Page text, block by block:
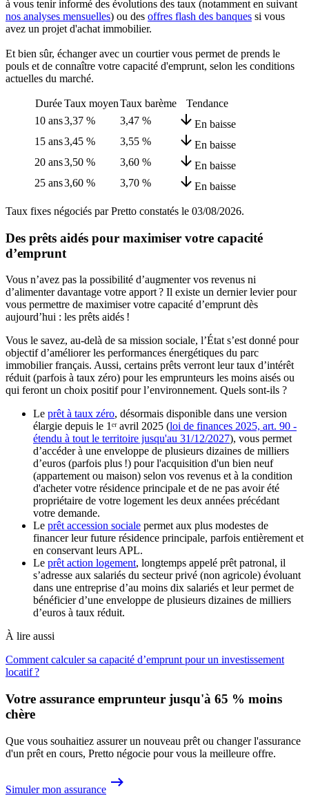
à vous tenir informé des évolutions des taux (notamment en suivant
nos analyses mensuelles) ou des offres flash des banques si vous
avez un projet d'achat immobilier.
Et bien sûr, échanger avec un courtier vous permet de prends le
pouls et de connaître votre capacité d'emprunt, selon les conditions
actuelles du marché.
DuréeTaux moyenTaux barème
Tendance
10 ans3,37 % 3,47 %
En baisse
15 ans3,45 % 3,55 %
En baisse
20 ans3,50 % 3,60 %
En baisse
25 ans3,60 % 3,70 % En baisse
Taux fixes négociés par Pretto constatés le 03/08/2026.
Des prêts aidés pour maximiser votre capacité
d’emprunt
Vous n’avez pas la possibilité d’augmenter vos revenus ni
d’alimenter davantage votre apport ? Il existe un dernier levier pour
vous permettre de maximiser votre capacité d’emprunt dès
aujourd’hui : les prêts aidés !
Vous le savez, au-delà de sa mission sociale, l’État s’est donné pour
objectif d’améliorer les performances énergétiques du parc
immobilier français. Aussi, certains prêts verront leur taux d’intérêt
réduit (parfois à taux zéro) pour les emprunteurs les moins aisés ou
qui feront un choix positif pour l’environnement. Quels sont-ils ?
Le prêt à taux zéro, désormais disponible dans une version
élargie depuis le 1ᵉʳ avril 2025 (loi de finances 2025, art. 90 -
étendu à tout le territoire jusqu'au 31/12/2027), vous permet
d’accéder à une enveloppe de plusieurs dizaines de milliers
d’euros (parfois plus !) pour l'acquisition d'un bien neuf
(appartement ou maison) selon vos revenus et à la condition
d'acheter votre résidence principale et de ne pas avoir été
propriétaire de votre logement les deux années précédant
votre demande.
Le prêt accession sociale permet aux plus modestes de
financer leur future résidence principale, parfois entièrement et
en conservant leurs APL.
Le prêt action logement, longtemps appelé prêt patronal, il
s’adresse aux salariés du secteur privé (non agricole) évoluant
dans une entreprise d’au moins dix salariés et leur permet de
bénéficier d’une enveloppe de plusieurs dizaines de milliers
d’euros à taux réduit.
À lire aussi
Comment calculer sa capacité d’emprunt pour un investissement
locatif ?
Votre assurance emprunteur jusqu'à 65 % moins
chère
Que vous souhaitiez assurer un nouveau prêt ou changer l'assurance
d'un prêt en cours, Pretto négocie pour vous la meilleure offre.
Simuler mon assurance